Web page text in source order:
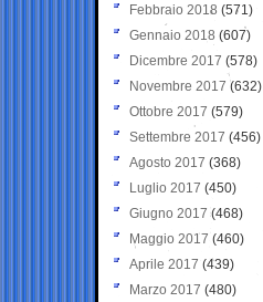
Febbraio 2018 (571)
Gennaio 2018 (607)
Dicembre 2017 (578)
Novembre 2017 (632)
Ottobre 2017 (579)
Settembre 2017 (456)
Agosto 2017 (368)
Luglio 2017 (450)
Giugno 2017 (468)
Maggio 2017 (460)
Aprile 2017 (439)
Marzo 2017 (480)